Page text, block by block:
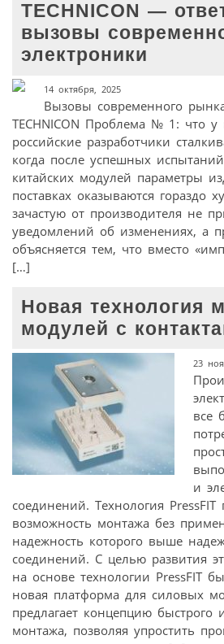
TECHNICON —
вызовы
электроники
14 октября, 2025
Вызовы современного
TECHNICON Проблема № 1: что
российские разработчики
когда после успешных
китайских модулей параметры
поставках оказываются гораздо
зачастую от производителя не
уведомлений об изменениях, а
объясняется тем, что вместо
[…]
Новая технология
модулей с
23
все
и
соединений. Технология PressFIT
возможность монтажа без
надежность которого выше
соединений. С целью развития
на основе технологии PressFIT
новая платформа для силовых
предлагает концепцию быстрого
монтажа, позволяя упростить